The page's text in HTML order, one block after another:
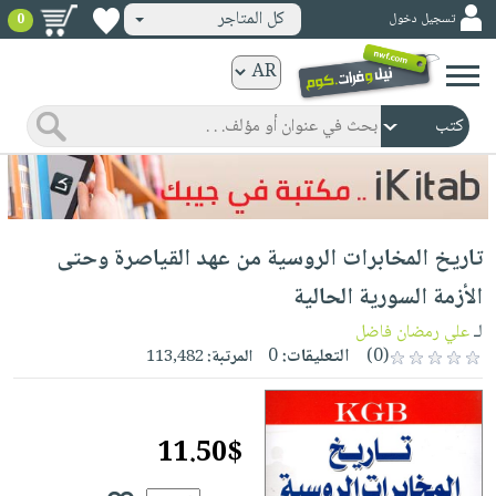
ورقية
المواضيع
صدر
حديثاً
الأكثر
مبيعاً
جوائز
شحن
مخفض
عروض
خاصة
صفحات
مشوقة
كتب
الكترونية
الرئيسية
صدر
حديثاً
الأكثر
مبيعاً
كتب
كتب
صوتية
الصفحة
الرئيسية
masmu3
حدود
أطفال
وناشئة
الصفحةوسائل
تسجيل دخول كل المتاجر 0
تاريخ المخابرات الروسية من عهد القياصرة وحتى
الأزمة السورية الحالية
لـعلي رمضان فاضل
(0)
التعليقات:0 المرتبة:113,482
11.50$